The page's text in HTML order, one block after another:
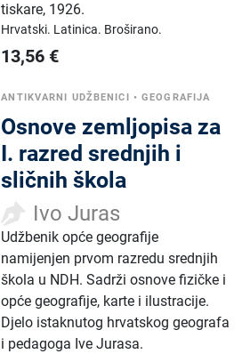
tiskare, 1926.
Hrvatski. Latinica. Broširano.
13,56 €
ANTIKVARNI UDŽBENICI •GEOGRAFIJA
Osnove zemljopisa za
I. razred srednjih i
sličnih škola
Ivo Juras
Udžbenik opće geografije
namijenjen prvom razredu srednjih
škola u NDH. Sadrži osnove fizičke i
opće geografije, karte i ilustracije.
Djelo istaknutog hrvatskog geografa
i pedagoga Ive Jurasa.